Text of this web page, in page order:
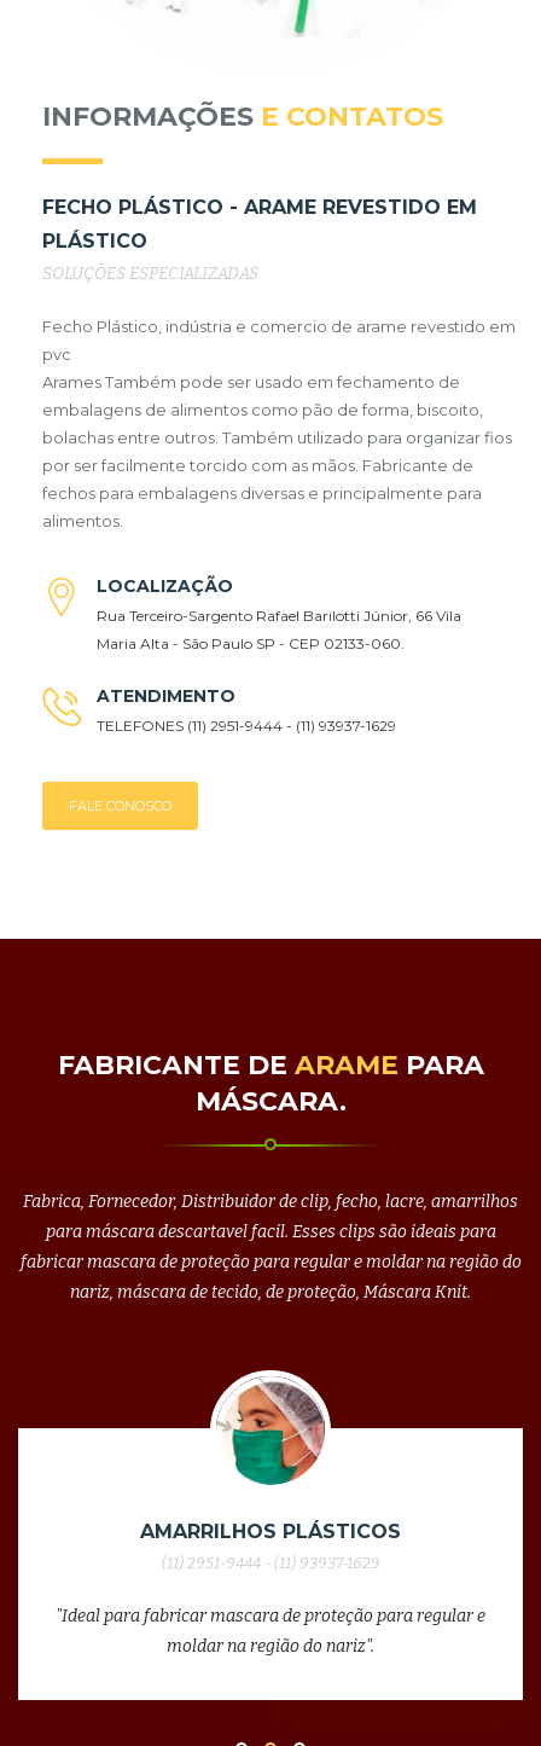
INFORMAÇÕES E CONTATOS
FECHO PLÁSTICO - ARAME REVESTIDO EM
PLÁSTICO
SOLUÇÕES ESPECIALIZADAS
Fecho Plástico, indústria e comercio de arame revestido em
pvc
Arames Também pode ser usado em fechamento de
embalagens de alimentos como pão de forma, biscoito,
bolachas entre outros. Também utilizado para organizar fios
por ser facilmente torcido com as mãos. Fabricante de
fechos para embalagens diversas e principalmente para
alimentos.
LOCALIZAÇÃO
Rua Terceiro-Sargento Rafael Barilotti Júnior, 66 Vila
Maria Alta - São Paulo SP - CEP 02133-060.
ATENDIMENTO
TELEFONES (11) 2951-9444 - (11) 93937-1629
FALE CONOSCO
FABRICANTE DE ARAME PARA
MÁSCARA.
Fabrica, Fornecedor, Distribuidor de clip, fecho, lacre, amarrilhos
para máscara descartavel facil. Esses clips são ideais para
fabricar mascara de proteção para regular e moldar na região do
nariz, máscara de tecido, de proteção, Máscara Knit.
AMARRILHOS PLÁSTICOS
(11) 2951-9444 - (11) 93937-1629
"Ideal para fabricar mascara de proteção para regular e
moldar na região do nariz".